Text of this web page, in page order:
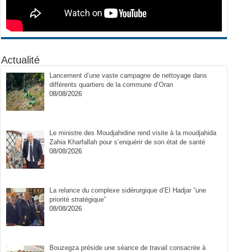
Actualité
Lancement d’une vaste campagne de nettoyage dans
différents quartiers de la commune d’Oran
08/08/2026
Le ministre des Moudjahidine rend visite à la moudjahida
Zahia Kharfallah pour s’enquérir de son état de santé
08/08/2026
La relance du complexe sidérurgique d’El Hadjar ”une
priorité stratégique”
08/08/2026
Bouzegza préside une séance de travail consacrée à